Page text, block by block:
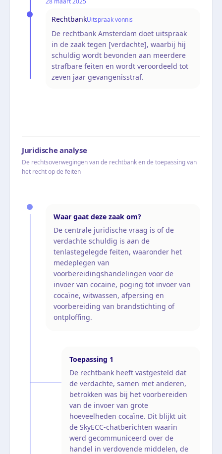
RechtbankUitspraak vonnis
De rechtbank Amsterdam doet uitspraak
in de zaak tegen [verdachte], waarbij hij
schuldig wordt bevonden aan meerdere
strafbare feiten en wordt veroordeeld tot
zeven jaar gevangenisstraf.
Juridische analyse
De rechtsoverwegingen van de rechtbank en de toepassing van
het recht op de feiten
Waar gaat deze zaak om?
De centrale juridische vraag is of de
verdachte schuldig is aan de
tenlastegelegde feiten, waaronder het
medeplegen van
voorbereidingshandelingen voor de
invoer van cocaïne, poging tot invoer van
cocaïne, witwassen, afpersing en
voorbereiding van brandstichting of
ontploffing.
Toepassing 1
De rechtbank heeft vastgesteld dat
de verdachte, samen met anderen,
betrokken was bij het voorbereiden
van de invoer van grote
hoeveelheden cocaïne. Dit blijkt uit
de SkyECC-chatberichten waarin
werd gecommuniceerd over de
handel in verdovende middelen, de